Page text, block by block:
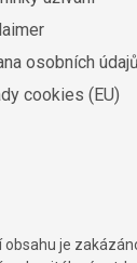
osobních údajů
cookies (EU)
je